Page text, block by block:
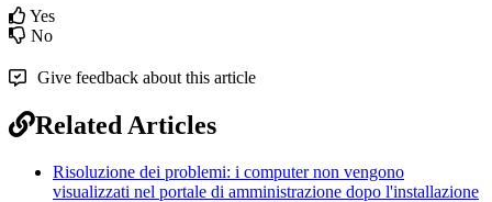
Yes
No
Give feedback about this article
Related Articles
Risoluzione dei problemi: i computer non vengono
visualizzati nel portale di amministrazione dopo l'installazione